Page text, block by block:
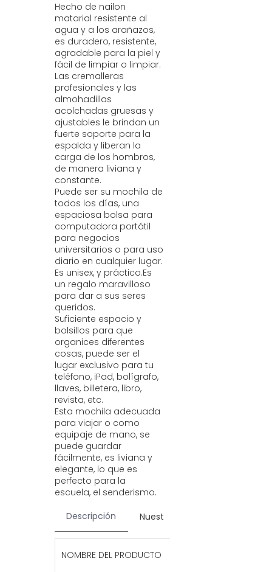
Hecho de nailon
matarial resistente al
agua y a los arañazos,
es duradero, resistente,
agradable para la piel y
fácil de limpiar o limpiar.
Las cremalleras
profesionales y las
almohadillas
acolchadas gruesas y
ajustables le brindan un
fuerte soporte para la
espalda y liberan la
carga de los hombros,
de manera liviana y
constante.
Puede ser su mochila de
todos los días, una
espaciosa bolsa para
computadora portátil
para negocios
universitarios o para uso
diario en cualquier lugar.
Es unisex, y práctico.Es
un regalo maravilloso
para dar a sus seres
queridos.
Suficiente espacio y
bolsillos para que
organices diferentes
cosas, puede ser el
lugar exclusivo para tu
teléfono, iPad, bolígrafo,
llaves, billetera, libro,
revista, etc.
Esta mochila adecuada
para viajar o como
equipaje de mano, se
puede guardar
fácilmente, es liviana y
elegante, lo que es
perfecto para la
escuela, el senderismo.
Descripción
Nuestros servicios
NOMBRE DEL PRODUCTO